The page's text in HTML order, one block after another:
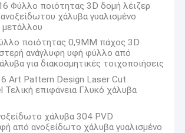
χάλυβα
φύλλο ανοξείδωτου
ανοξείδωτου
ανοξείδωτου
Φύλλο ποιότητας 3D δομή λέιζερ
χάλυβα γυαλισμένο
ποιότητας 0,9MM πάχος 3D
ανάγλυφη υφή φύλλο από
για διακοσμητικές τοιχοποιήσεις
Art Pattern Design Laser Cut
επιφάνεια Γλυκό χάλυβα
χάλυβα 304 PVD
από ανοξείδωτο χάλυβα γυαλισμένο
από ανοξείδωτο χάλυβα και
από ανοξείδωτο χάλυβα, με
σειράς, 300 σειράς, 400 σειράς,
της επιφανειακής επιφάνειας όπως
2BB, BA, NO.4Εκτός από την
ατομικών αναγκών των πελατών μας,
εξατομικευμένο 2BQ (υλικό
επεξεργασία ειδικό υλικό) και άλλο
επεξεργασία επιφάνειας,
του καθρέφτη, άλεση,
ανάγλυφη, τυποποίηση,